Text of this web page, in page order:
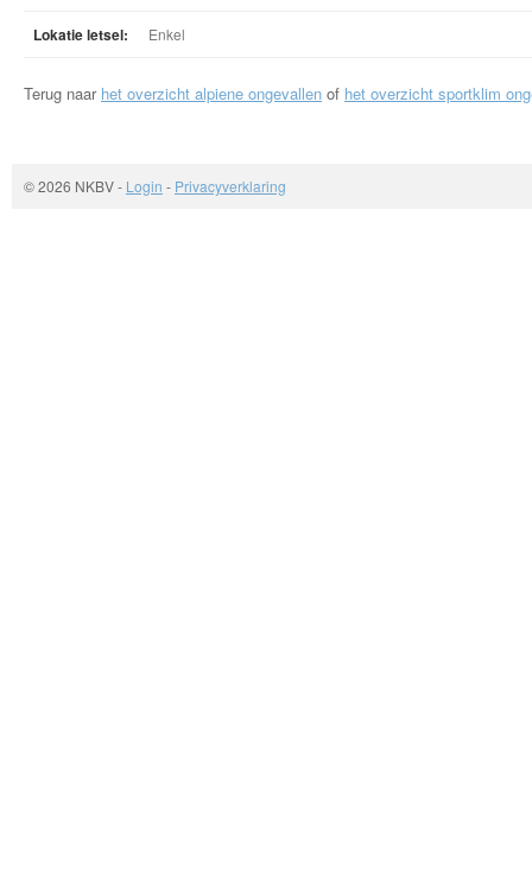
Lokatie letsel: Enkel
Terug naar het overzicht alpiene ongevallen of het overzicht sportklim
© 2026 NKBV- Login - Privacyverklaring